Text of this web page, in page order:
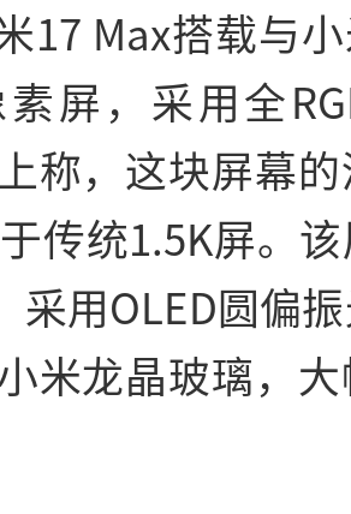
17 Max搭载与
屏，采用全
称，这块屏幕
传统1.5K屏。
采用OLED圆偏
米龙晶玻璃，